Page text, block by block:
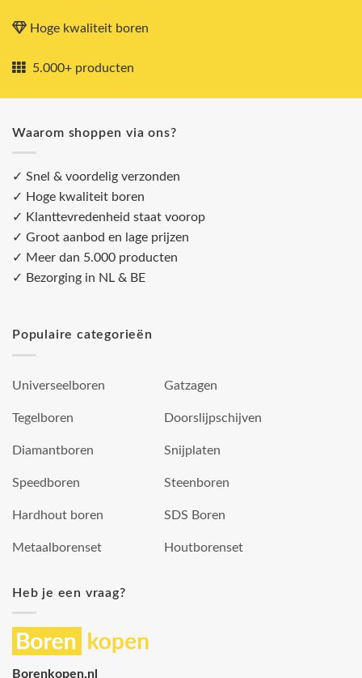
Hoge kwaliteit boren
5.000+ producten
Waarom shoppen via ons?
✓ Snel & voordelig verzonden
✓ Hoge kwaliteit boren
✓ Klanttevredenheid staat voorop
✓ Groot aanbod en lage prijzen
✓ Meer dan 5.000 producten
✓ Bezorging in NL & BE
Populaire categorieën
Universeelboren
Tegelboren
Diamantboren
Speedboren
Hardhout boren
Metaalborenset
Gatzagen
Doorslijpschijven
Snijplaten
Steenboren
SDS Boren
Houtborenset
Heb je een vraag?
Borenkopen.nl